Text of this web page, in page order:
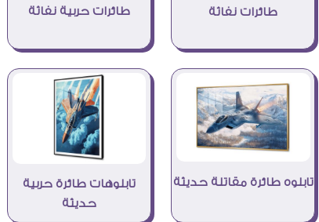
طائرات نفاثة
طائرات حربية نفاثة
تابلوه طائرة مقاتلة حديثة
تابلوهات طائرة حربية
حديثة